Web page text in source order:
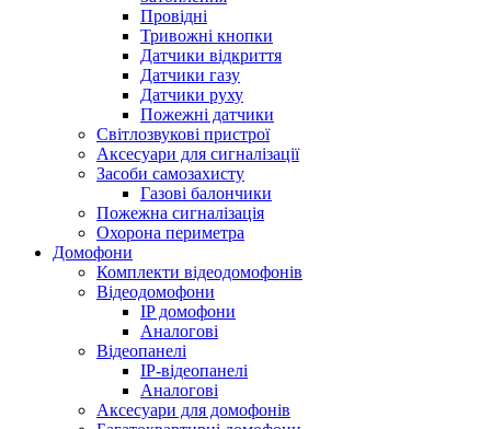
Провідні
Тривожні кнопки
Датчики відкриття
Датчики газу
Датчики руху
Пожежні датчики
Світлозвукові пристрої
Аксесуари для сигналізації
Засоби самозахисту
Газові балончики
Пожежна сигналізація
Охорона периметра
Домофони
Комплекти відеодомофонів
Відеодомофони
IP домофони
Аналогові
Відеопанелі
IP-відеопанелі
Аналогові
Аксесуари для домофонів